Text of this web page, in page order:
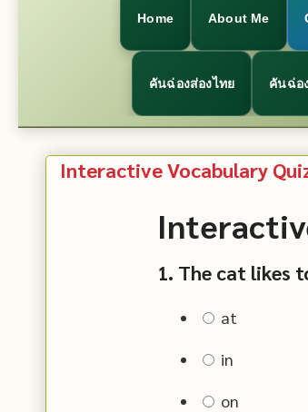
Home About Me
คันฉ่องส่องไทย คันฉ่อ
Interactive Vocabulary
1. The cat likes
at
in
on